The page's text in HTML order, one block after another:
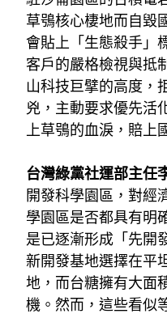
草鴞核心棲地而自毀
會貼上「生態殺手」
客戶的嚴格檢視與抵
山科技巨擘的高度，
兇，主動要求優先活
上草鴞的血淚，賠上
台灣綠黨社運部主任
開發科學園區，對經
學園區是否都具有明
是已逐漸形成「先開
新開發基地選擇在平
地，而台糖擁有大面
機。然而，這些看似